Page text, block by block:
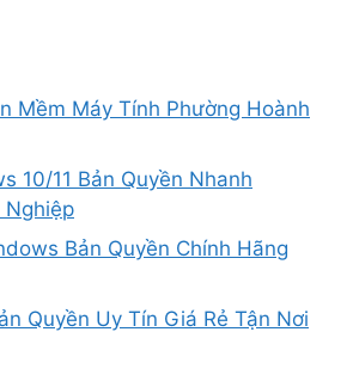
Mềm Máy Tính Phường Hoành
10/11 Bản Quyền Nhanh
Nghiệp
Bản Quyền Chính Hãng
Quyền Uy Tín Giá Rẻ Tận Nơi